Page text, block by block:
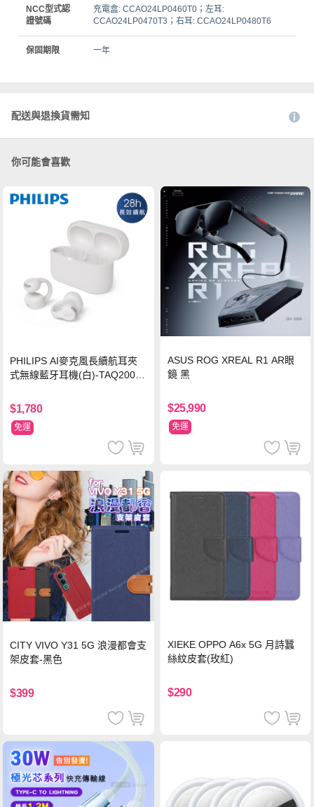
NCC型式認
證號碼
充電盒: CCAO24LP0460T0；左耳:
CCAO24LP0470T3；右耳: CCAO24LP0480T6
保固期限 一年
配送與退換貨需知
你可能會喜歡
PHILIPS AI麥克風長續航耳夾
式無線藍牙耳機(白)-TAQ2000
$1,780
免運
ASUS ROG XREAL R1 AR眼
鏡 黑
$25,990
免運
CITY VIVO Y31 5G 浪漫都會支
架皮套-黑色
$399
XIEKE OPPO A6x 5G 月詩蠶
絲紋皮套(玫紅)
$290